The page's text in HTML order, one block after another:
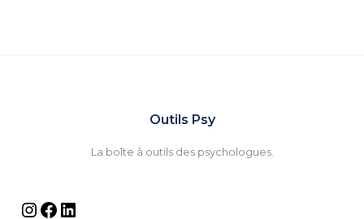
Outils Psy
La boîte à outils des psychologues.